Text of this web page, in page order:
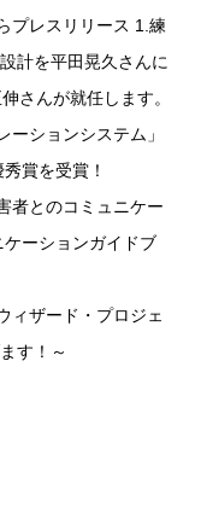
プレスリリース 1.練
計を平田晃久さんに
さんが就任します。
ーションシステム」
賞を受賞！
者とのコミュニケー
ーションガイドブ
ィザード・プロジェ
す！～